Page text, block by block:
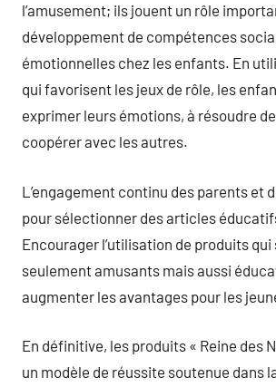
l’amusement; ils jouent un rôle
développement de compétences
émotionnelles chez les enfants. En
qui favorisent les jeux de rôle, les
exprimer leurs émotions, à résoudre
coopérer avec les autres.
L’engagement continu des parents et
pour sélectionner des articles
Encourager l’utilisation de produits qui
seulement amusants mais aussi
augmenter les avantages pour les
En définitive, les produits « Reine des
un modèle de réussite soutenue dans